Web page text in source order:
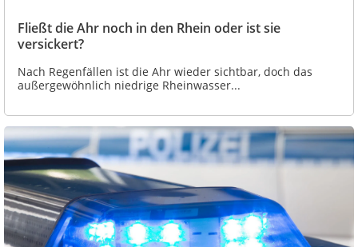
Fließt die Ahr noch in den Rhein oder ist sie
versickert?
Nach Regenfällen ist die Ahr wieder sichtbar, doch das
außergewöhnlich niedrige Rheinwasser...